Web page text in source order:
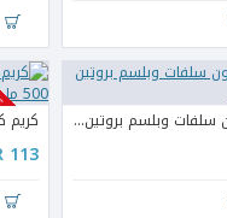
شامبو كيراتين بدون سلفات وبلسم بروتين منعم للعناية بالشعر
113